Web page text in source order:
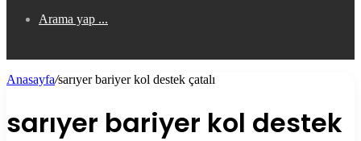
Arama yap ...
Anasayfa/sarıyer bariyer kol destek çatalı
sarıyer bariyer kol destek